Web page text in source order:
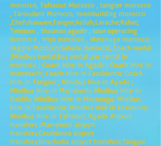
morocco, Tafraout Morocco , tangier morocco
, Taroudant Morocco, teambuilding morocco
,Chefchaouen;Tanger;Asilah;Larache;Rabat;
Tetouan , thalasso agadir , tour operating
morocco , trips morocco , Merzouga morocco;
zagora Morocco;Sahara morocco; Coach rental
;Minibus rental;Bus rental ;car rental in
morocco ; Coach Hire in Agadir ; Coach Hire in
marrakech; Coach Hire in Casablanca; Coach
Hire in Tangier ; Minibus Hire in Agadir ;
Minibus Hire in Marrakech; Minibus Hire in
Dakhla; Minibus Hire in Merzouga; Minibus
Hire in Casablanca; Minibus Hire in Essaouira;
Minibus Hire in Tafraout; Agadir Airport
transfers ;Marrakech airport
transfers;Casablanca airport
transfers;Errachidia airport transfers;Tangier